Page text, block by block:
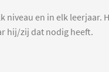
niveau en in elk leerjaar.
hij/zij dat nodig heeft.